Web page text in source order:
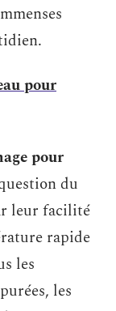
pour
pour
du
leur facilité
rapide
les
les